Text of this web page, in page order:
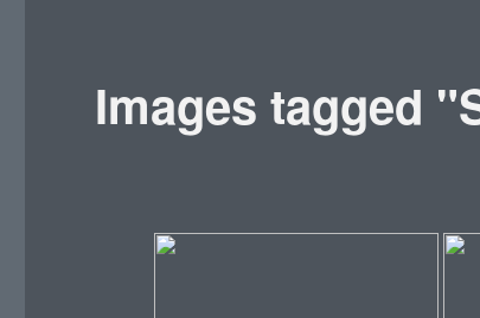
Images tagged